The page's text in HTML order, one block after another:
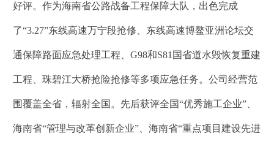
好评。作为海南省公路战备工程保障大队，出色完成
了“3.27”东线高速万宁段抢修、东线高速博鳌亚洲论坛交
通保障路面应急处理工程、G98和S81国省道水毁恢复重建
工程、珠碧江大桥抢险抢修等多项应急任务。公司经营范
围覆盖全省，辐射全国。先后获评全国“优秀施工企业”、
海南省“管理与改革创新企业”、海南省“重点项目建设先进